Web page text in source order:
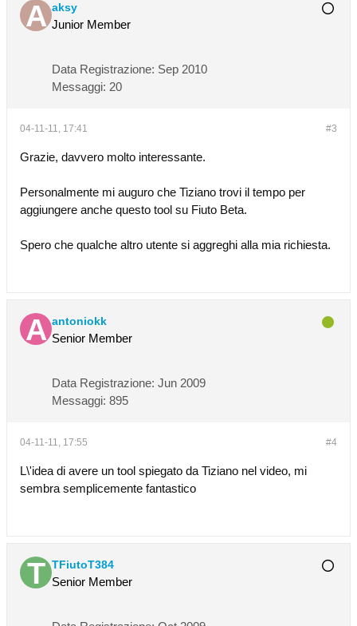
aksy
Junior Member
Data Registrazione: Sep 2010
Messaggi: 20
#3
04-11-11, 17:41
Grazie, davvero molto interessante.
Personalmente mi auguro che Tiziano trovi il tempo per
aggiungere anche questo tool su Fiuto Beta.
Spero che qualche altro utente si aggreghi alla mia richiesta.
antoniokk
Senior Member
Data Registrazione: Jun 2009
Messaggi: 895
#4
04-11-11, 17:55
L\'idea di avere un tool spiegato da Tiziano nel video, mi
sembra semplicemente fantastico
TFiutoT384
Senior Member